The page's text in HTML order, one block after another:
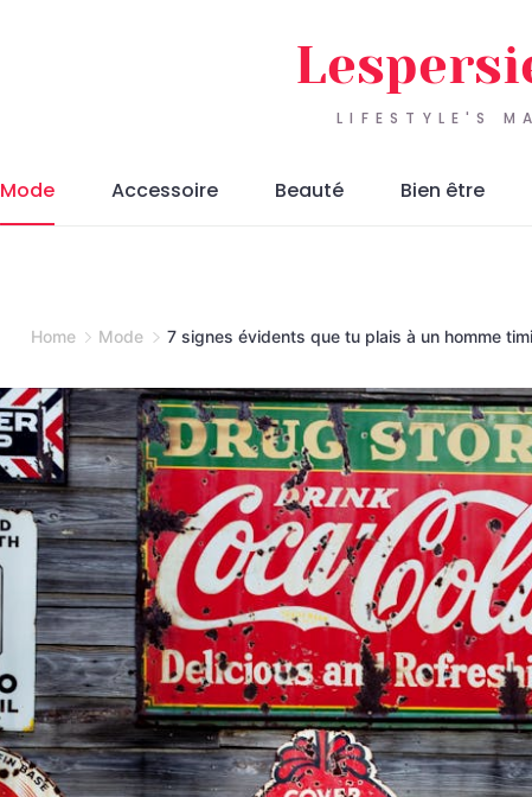
LIFESTYLE'S
Mode Accessoire Beauté Bien être
Home Mode 7 signes évidents que tu plais à un homme